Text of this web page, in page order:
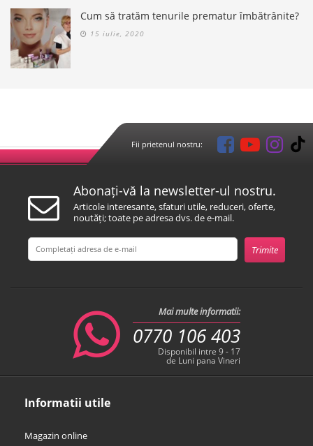
Cum să tratăm tenurile prematur îmbătrânite?
15 iulie, 2020
Fii prietenul nostru:
Informatii utile
Magazin online
Abonați-vă la newsletter-ul nostru.
Articole interesante, sfaturi utile, reduceri, oferte,
noutăți; toate pe adresa dvs. de e-mail.
Mai multe informatii:
0770 106 403
Disponibil intre 9 - 17
de Luni pana Vineri